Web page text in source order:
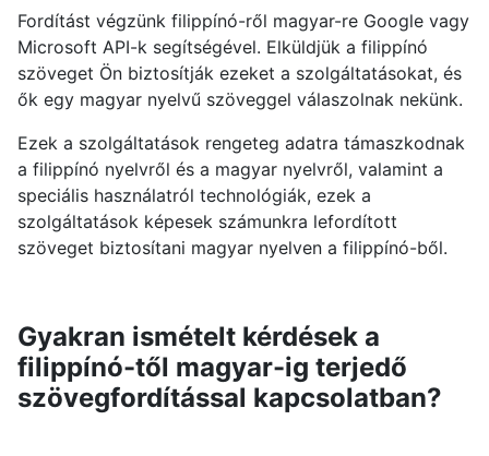
Fordítást végzünk filippínó-ről magyar-re Google vagy
Microsoft API-k segítségével. Elküldjük a filippínó
szöveget Ön biztosítják ezeket a szolgáltatásokat, és
ők egy magyar nyelvű szöveggel válaszolnak nekünk.
Ezek a szolgáltatások rengeteg adatra támaszkodnak
a filippínó nyelvről és a magyar nyelvről, valamint a
speciális használatról technológiák, ezek a
szolgáltatások képesek számunkra lefordított
szöveget biztosítani magyar nyelven a filippínó-ből.
Gyakran ismételt kérdések a
filippínó-től magyar-ig terjedő
szövegfordítással kapcsolatban?